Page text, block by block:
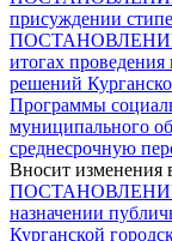
присуждении
ПОСТАНОВЛЕНИЕ
итогах
решений
Программы
муниципального
среднесрочную
Вносит изменения
ПОСТАНОВЛЕНИЕ
назначении
Курганской